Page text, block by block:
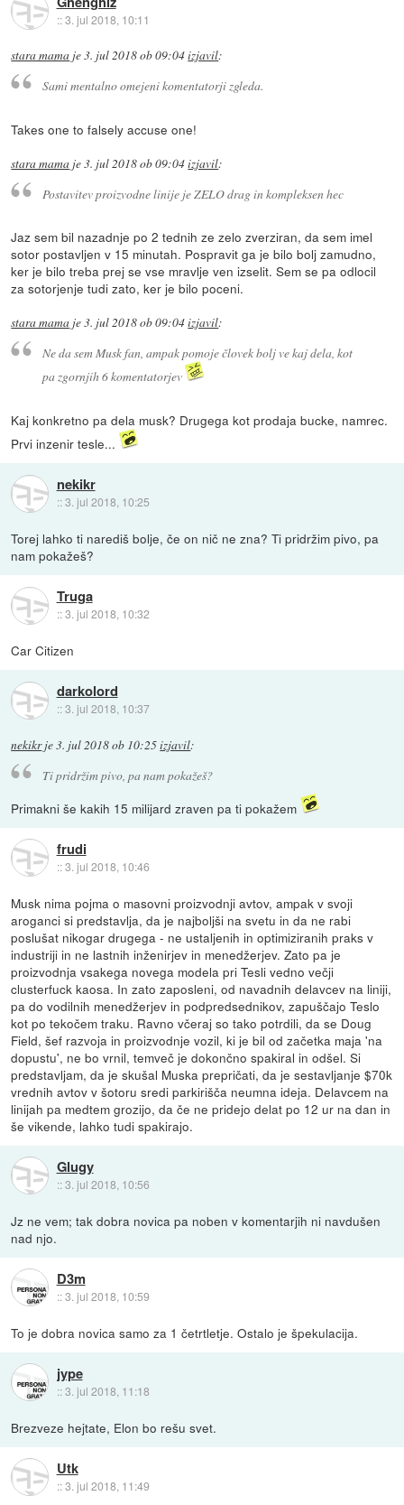
::3. jul 2018, 10:11
stara mama je3. jul 2018 ob 09:04izjavil:
Sami mentalno omejeni komentatorji zgleda.
Takes one to falsely accuse one!
stara mama je3. jul 2018 ob 09:04izjavil:
Postavitev proizvodne linije je ZELO drag in kompleksen hec
Jaz sem bil nazadnje po 2 tednih ze zelo zverziran, da sem imel
sotor postavljen v 15 minutah. Pospravit ga je bilo bolj zamudno,
ker je bilo treba prej se vse mravlje ven izselit. Sem se pa odlocil
za sotorjenje tudi zato, ker je bilo poceni.
stara mama je3. jul 2018 ob 09:04izjavil:
Ne da sem Musk fan, ampak pomoje človek bolj ve kaj dela, kot
pa zgornjih 6 komentatorjev
Kaj konkretno pa dela musk? Drugega kot prodaja bucke, namrec.
Prvi inzenir tesle...
nekikr
::3. jul 2018, 10:25
Torej lahko ti narediš bolje, če on nič ne zna? Ti pridržim pivo, pa
nam pokažeš?
Truga
::3. jul 2018, 10:32
Car Citizen
darkolord
::3. jul 2018, 10:37
nekikrje3. jul 2018 ob 10:25izjavil:
Ti pridržim pivo, pa nam pokažeš?
Primakni še kakih 15 milijard zraven pa ti pokažem
frudi
::3. jul 2018, 10:46
Musk nima pojma o masovni proizvodnji avtov, ampak v svoji
aroganci si predstavlja, da je najboljši na svetu in da ne rabi
poslušat nikogar drugega - ne ustaljenih in optimiziranih praks v
industriji in ne lastnih inženirjev in menedžerjev. Zato pa je
proizvodnja vsakega novega modela pri Tesli vedno večji
clusterfuck kaosa. In zato zaposleni, od navadnih delavcev na liniji,
pa do vodilnih menedžerjev in podpredsednikov, zapuščajo Teslo
kot po tekočem traku. Ravno včeraj so tako potrdili, da se Doug
Field, šef razvoja in proizvodnje vozil, ki je bil od začetka maja 'na
dopustu', ne bo vrnil, temveč je dokončno spakiral in odšel. Si
predstavljam, da je skušal Muska prepričati, da je sestavljanje $70k
vrednih avtov v šotoru sredi parkirišča neumna ideja. Delavcem na
linijah pa medtem grozijo, da če ne pridejo delat po 12 ur na dan in
še vikende, lahko tudi spakirajo.
Glugy
::3. jul 2018, 10:56
Jz ne vem; tak dobra novica pa noben v komentarjih ni navdušen
nad njo.
D3m
::3. jul 2018, 10:59
To je dobra novica samo za 1 četrtletje. Ostalo je špekulacija.
jype
::3. jul 2018, 11:18
Brezveze hejtate, Elon bo rešu svet.
Utk
::3. jul 2018, 11:49